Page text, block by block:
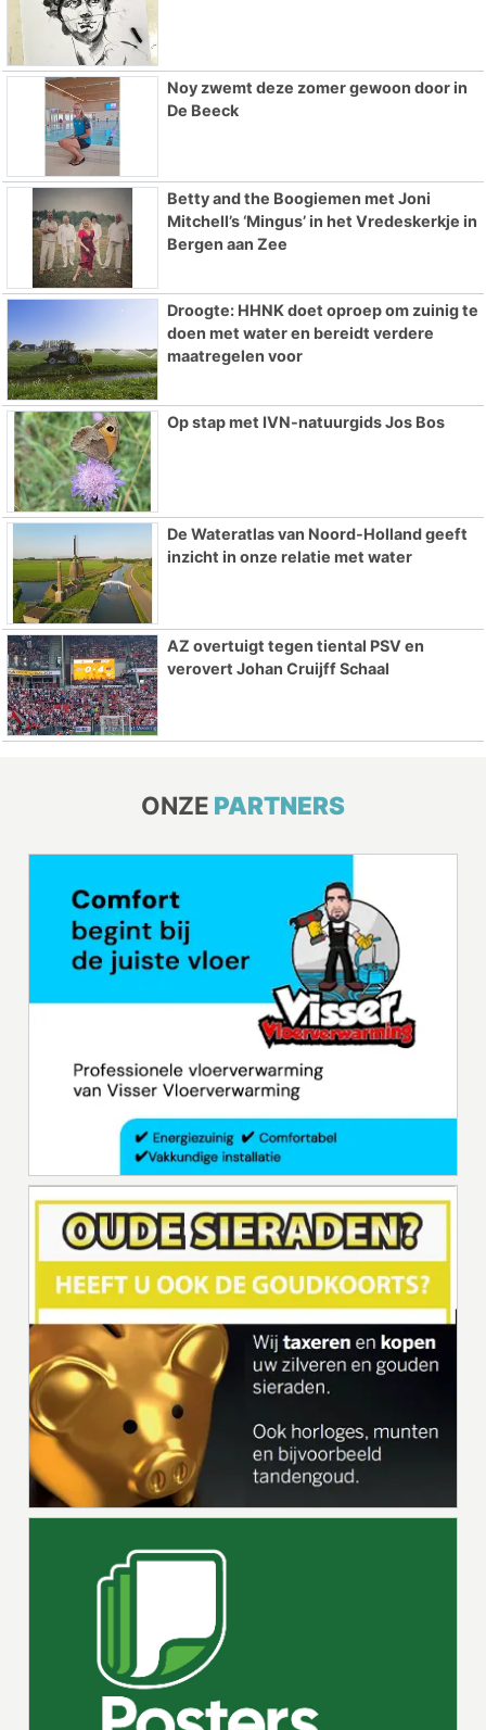
Noy zwemt deze zomer gewoon door in
De Beeck
Betty and the Boogiemen met Joni
Mitchell’s ‘Mingus’ in het Vredeskerkje in
Bergen aan Zee
Droogte: HHNK doet oproep om zuinig te
doen met water en bereidt verdere
maatregelen voor
Op stap met IVN-natuurgids Jos Bos
De Wateratlas van Noord-Holland geeft
inzicht in onze relatie met water
AZ overtuigt tegen tiental PSV en
verovert Johan Cruijff Schaal
ONZE PARTNERS